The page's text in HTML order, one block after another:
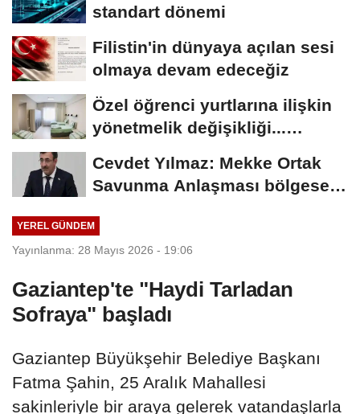
standart dönemi
Filistin'in dünyaya açılan sesi
olmaya devam edeceğiz
Özel öğrenci yurtlarına ilişkin
yönetmelik değişikliği...
Cevdet Yılmaz: Mekke Ortak
Savunma Anlaşması bölgesel
YEREL GÜNDEM
Yayınlanma: 28 Mayıs 2026 - 19:06
Gaziantep'te "Haydi Tarladan
Sofraya" başladı
Gaziantep Büyükşehir Belediye Başkanı
Fatma Şahin, 25 Aralık Mahallesi
sakinleriyle bir araya gelerek vatandaşlarla